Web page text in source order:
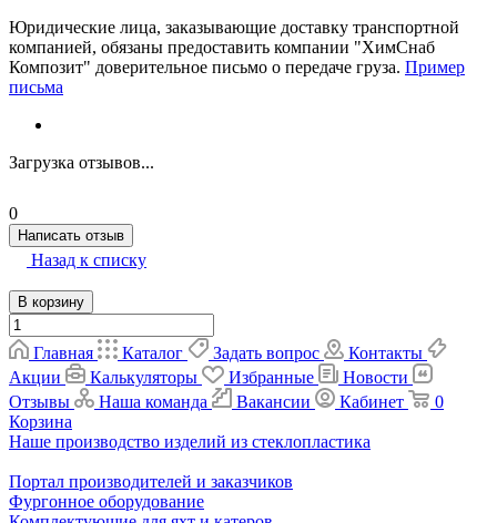
Юридические лица, заказывающие доставку транспортной
компанией, обязаны предоставить компании "ХимСнаб
Композит" доверительное письмо о передаче груза. Пример
письма
Загрузка отзывов...
0
Написать отзыв
Назад к списку
В корзину
Главная Каталог Задать вопрос
Контакты
Акции
Калькуляторы Избранные
Новости
Отзывы
Наша команда Вакансии Кабинет
0
Корзина
Наше производство изделий из стеклопластика
Портал производителей и заказчиков
Фургонное оборудование